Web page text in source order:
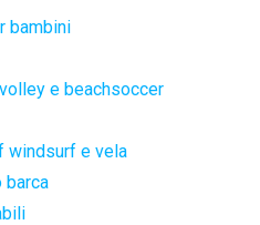
bambini
e beachsoccer
windsurf e vela
barca